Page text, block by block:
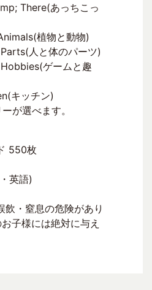
There(あっちこっ
植物と動物)
人と体のパーツ)
ゲームと趣
キッチン)
が選べます。
550枚
英語)
飲・窒息の危険があり
子様には絶対に与え